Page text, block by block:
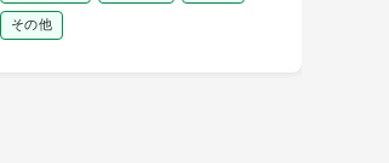
その他